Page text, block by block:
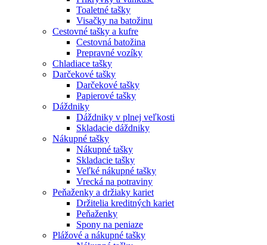
Toaletné tašky
Visačky na batožinu
Cestovné tašky a kufre
Cestovná batožina
Prepravné vozíky
Chladiace tašky
Darčekové tašky
Darčekové tašky
Papierové tašky
Dáždniky
Dáždniky v plnej veľkosti
Skladacie dáždniky
Nákupné tašky
Nákupné tašky
Skladacie tašky
Veľké nákupné tašky
Vrecká na potraviny
Peňaženky a držiaky kariet
Držitelia kreditných kariet
Peňaženky
Spony na peniaze
Plážové a nákupné tašky